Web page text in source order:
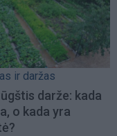
ir daržas
darže: kada
o kada yra